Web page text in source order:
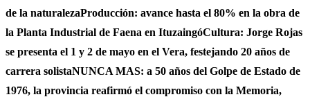
de la naturalezaProducción: avance hasta el 80% en la obra de
la Planta Industrial de Faena en ItuzaingóCultura: Jorge Rojas
se presenta el 1 y 2 de mayo en el Vera, festejando 20 años de
carrera solistaNUNCA MAS: a 50 años del Golpe de Estado de
1976, la provincia reafirmó el compromiso con la Memoria,